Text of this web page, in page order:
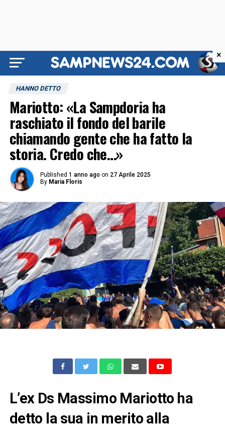
HANNO DETTO
Mariotto: «La Sampdoria ha
raschiato il fondo del barile
chiamando gente che ha fatto la
storia. Credo che…»
Published 1 anno ago on 27 Aprile 2025
By Maria Floris
L’ex Ds Massimo Mariotto ha
detto la sua in merito alla
×